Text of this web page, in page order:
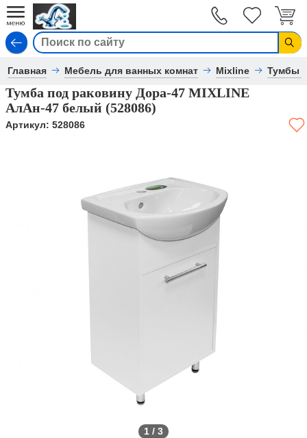
Главная Мебель для ванных комнат Mixline Тумбы
Тумба под раковину Дора-47 MIXLINE
АлАн-47 белый (528086)
Артикул: 528086
1 / 3